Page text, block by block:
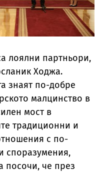
лоялни партньори,
Ходжа.
знаят по-добре
малцинство в
мост в
традиционни и
с по-
споразумения,
посочи, че през